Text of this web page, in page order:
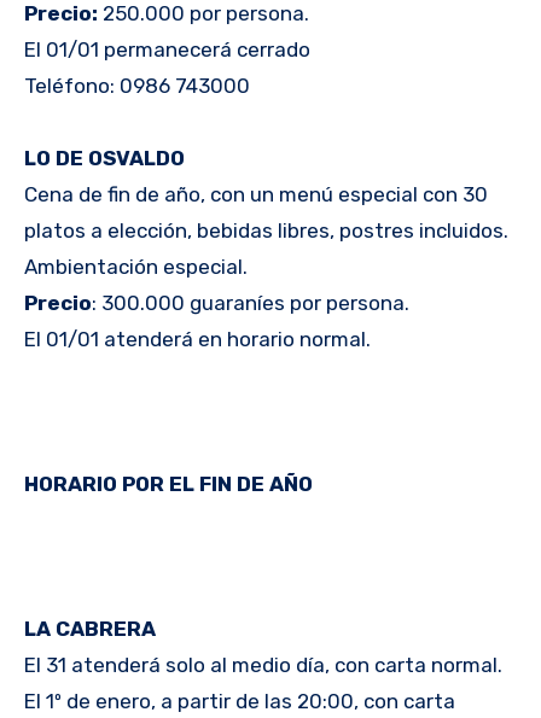
Precio: 250.000 por persona.
El 01/01 permanecerá cerrado
Teléfono: 0986 743000
LO DE OSVALDO
Cena de fin de año, con un menú especial con 30
platos a elección, bebidas libres, postres incluidos.
Ambientación especial.
Precio: 300.000 guaraníes por persona.
El 01/01 atenderá en horario normal.
HORARIO POR EL FIN DE AÑO
LA CABRERA
El 31 atenderá solo al medio día, con carta normal.
El 1º de enero, a partir de las 20:00, con carta